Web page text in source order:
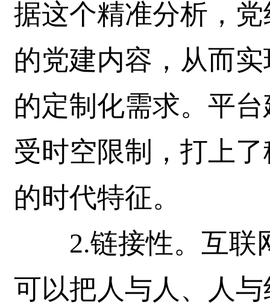
据这个精准分析，
的党建内容，从而
的定制化需求。平
受时空限制，打上
的时代特征。
2.链接性。互联
可以把人与人、人